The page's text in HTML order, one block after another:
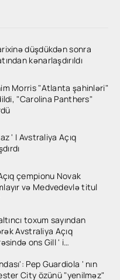
düşdükdən sonra
kənarlaşdırıldı
Morris "Atlanta şahinləri"
"Carolina Panthers"
' I Avstraliya Açıq
çempionu Novak
və Medvedevlə titul
toxum sayından
Avstraliya Açıq
ons Gill ' i
Pep Guardiola ' nın
City özünü "yenilməz"